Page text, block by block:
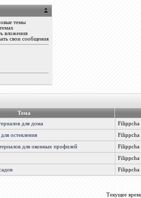
темы
вложения
свои сообщения
Тема
для дома
Filippcha
остекления Filippcha
для оконных профилей Filippcha
Filippcha
Filippcha
Текущее